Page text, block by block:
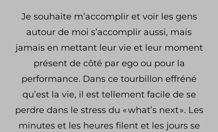
Je souhaite m’accomplir et voir les gens
autour de moi s’accomplir aussi, mais
jamais en mettant leur vie et leur moment
présent de côté par ego ou pour la
performance. Dans ce tourbillon effréné
qu’est la vie, il est tellement facile de se
perdre dans le stress du « what’s next ». Les
minutes et les heures filent et les jours se